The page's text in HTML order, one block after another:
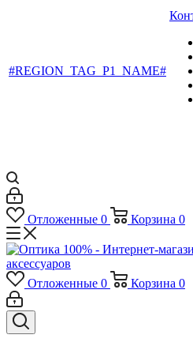
#REGION_TAG_P1_NAME#
Отложенные 0 Корзина 0
Отложенные 0 Корзина 0